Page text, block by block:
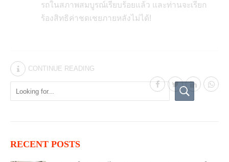
รถในสภาพสมบูรณ์เรียบร้อยแล้ว และท่านจะเรียก
ร้องสิทธิค่าชดเชยภายหลังไม่ได้!
CONTINUE READING
RECENT POSTS